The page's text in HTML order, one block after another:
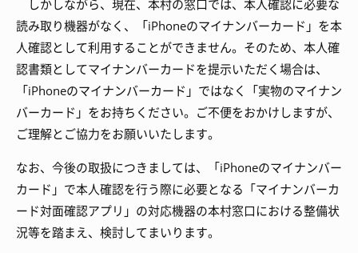
しかしながら、現在、本村の窓口では、本人確認に必要な
読み取り機器がなく、「iPhoneのマイナンバーカード」を本
人確認として利用することができません。そのため、本人確
認書類としてマイナンバーカードを提示いただく場合は、
「iPhoneのマイナンバーカード」ではなく「実物のマイナン
バーカード」をお持ちください。ご不便をおかけしますが、
ご理解とご協力をお願いいたします。
なお、今後の取扱につきましては、「iPhoneのマイナンバー
カード」で本人確認を行う際に必要となる「マイナンバーカ
ード対面確認アプリ」の対応機器の本村窓口における整備状
況等を踏まえ、検討してまいります。